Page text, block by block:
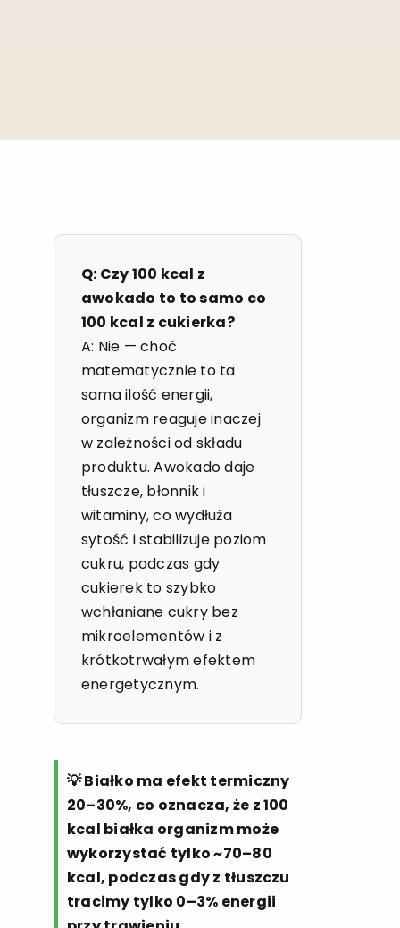
Q: Czy 100 kcal z
awokado to to samo co
100 kcal z cukierka?
A: Nie — choć
matematycznie to ta
sama ilość energii,
organizm reaguje inaczej
w zależności od składu
produktu. Awokado daje
tłuszcze, błonnik i
witaminy, co wydłuża
sytość i stabilizuje poziom
cukru, podczas gdy
cukierek to szybko
wchłaniane cukry bez
mikroelementów i z
krótkotrwałym efektem
energetycznym.
💡 Białko ma efekt termiczny
20–30%, co oznacza, że z 100
kcal białka organizm może
wykorzystać tylko ~70–80
kcal, podczas gdy z tłuszczu
tracimy tylko 0–3% energii